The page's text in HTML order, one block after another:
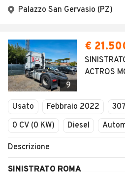
Palazzo San Gervasio (PZ)
9
€
ACTROS
Usato Febbraio 2022
0 CV (0 KW)
Diesel
Descrizione
SINISTRATO ROMA